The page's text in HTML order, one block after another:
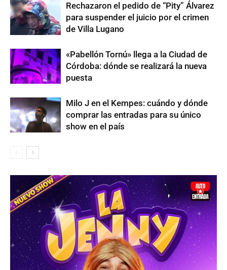
Rechazaron el pedido de “Pity” Álvarez
para suspender el juicio por el crimen
de Villa Lugano
«Pabellón Tornú» llega a la Ciudad de
Córdoba: dónde se realizará la nueva
puesta
Milo J en el Kempes: cuándo y dónde
comprar las entradas para su único
show en el país